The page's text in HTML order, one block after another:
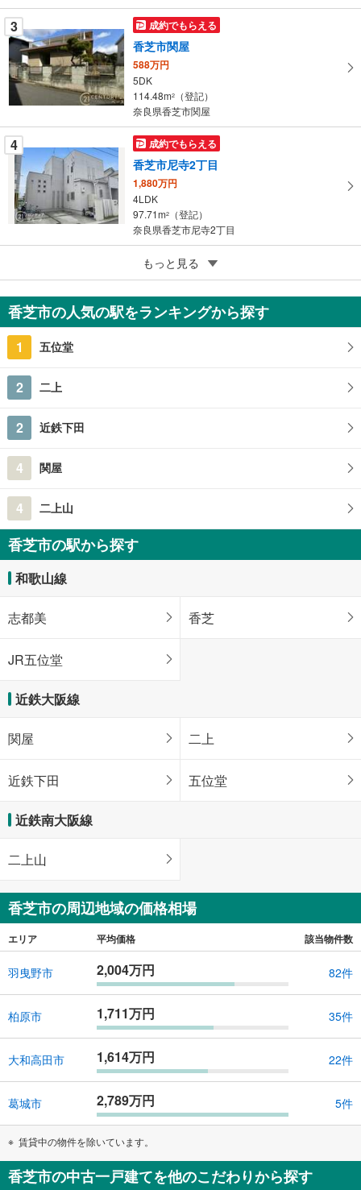
に
保
存
す
る
3 成約でもらえる
香芝市関屋
588万円
5DK
114.48m2
（登記）
奈良県香芝市関屋
4 成約でもらえる
香芝市尼寺2丁目
1,880万円
4LDK
97.71m2
（登記）
奈良県香芝市尼寺2丁目
成約でもらえる
香芝市関屋
598万円
4LDK
もっと見る
香芝市の人気の駅をランキングから探す
1 五位堂
2 二上
2 近鉄下田
4 関屋
4 二上山
香芝市の駅から探す
和歌山線
志都美 香芝
JR五位堂
近鉄大阪線
関屋 二上
近鉄下田 五位堂
近鉄南大阪線
二上山
香芝市の周辺地域の価格相場
エリア 平均価格 該当物件数
羽曳野市 2,004万円 82件
柏原市 1,711万円 35件
大和高田市 1,614万円 22件
葛城市 2,789万円 5件
賃貸中の物件を除いています。
香芝市の中古一戸建てを他のこだわりから探す